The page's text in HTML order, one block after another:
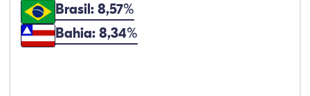
Brasil: 8,57%
Bahia: 8,34%